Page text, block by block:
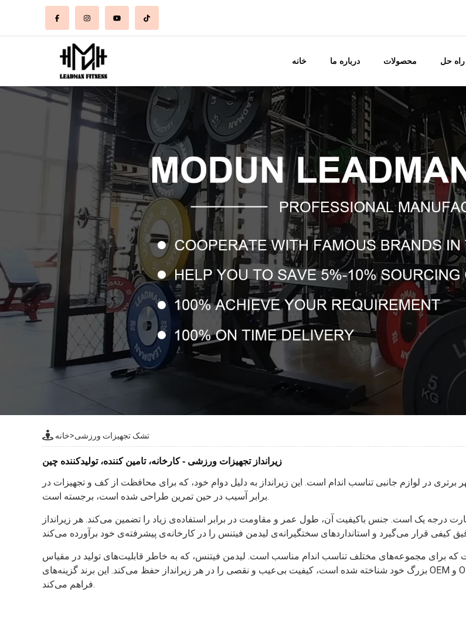
خانه درباره ما محصولات راه حل
خانه>تشک تجهیزات ورزشی
زیرانداز تجهیزات ورزشی - کارخانه، تامین کننده، تولیدکننده چین
در لوازم جانبی تناسب اندام است. این زیرانداز به دلیل دوام خود، که برای محافظت از کف و تجهیزات در
برابر آسیب در حین تمرین طراحی شده است، برجسته است.
درجه یک است. جنس باکیفیت آن، طول عمر و مقاومت در برابر استفاده‌ی زیاد را تضمین می‌کند. هر زیرانداز
که برای مجموعه‌های مختلف تناسب اندام مناسب است. لیدمن فیتنس، که به خاطر قابلیت‌های تولید در مقیاس
بزرگ خود شناخته شده است، کیفیت بی‌عیب و نقصی را در هر زیرانداز حفظ می‌کند. این برند گزینه‌های OEM و ODM را ارائه می‌دهد و امکان سفارشی‌سازی را با برندها و مشخصات متنوع
فراهم می‌کند.